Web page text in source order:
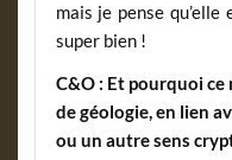
mais je pense
super bien !
C&O : Et pourquoi ce
de géologie, en lien
ou un autre sens